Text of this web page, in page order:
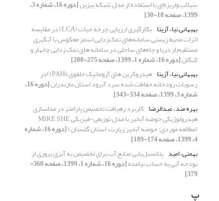
سیلاب واریزه‌ای با استفاده از مدل شبکه بیزین [دوره 16، شماره 3،
1399، صفحه 18-30]
بهبهانی نیا، آزیتا
بکارگیری ارزیابی چرخه حیات (LCA) در مقایسه
اثرات محیط زیستی سامانه‌های نمک‌زدایی اسمز معکوس با آبگیری
مستقیم از دریا و چاه‌های ساحلی در سامانه های نمک زدایی چابهار و
کنگان[دوره 16، شماره 1، 1399، صفحه 275-288]
بهبهانی نیا، آزیتا
هیدروکربن های آروماتیک حلقوی PAHs))در
رسوبات رودخانه حفاظت شده سرد آبرود استان مازندران [دوره 16،
شماره 3، 1399، صفحه 334-343]
بهره مند، عبدالرضا کاربرد رهیافت تخصیص پارامتر در مدلسازی
هیدرولوژیکی حوضه آبخیز با مدل توزیعی-فیزیکی MIKE SHE
(مطالعه موردی: حوضه آبخیز زیارت، استان گلستان) [دوره 16، شماره
4، 1399، صفحه 174-189]
بهمنی، امید پتانسیل‌یابی منابع آب برای تخصیص به آبزی پروری از
بودجه آبی به حساب نیامده [دوره 16، شماره 1، 1399، صفحه 360-
379]
پ